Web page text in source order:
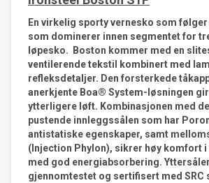
En virkelig sporty vernesko som
som dominerer innen segmentet for
løpesko. Boston kommer med en
ventilerende tekstil kombinert med
refleksdetaljer. Den forsterkede
anerkjente Boa® System-løsningen
ytterligere løft. Kombinasjonen med
pustende innleggssålen som har
antistatiske egenskaper, samt
(Injection Phylon), sikrer høy komfort
med god energiabsorbering.
gjennomtestet og sertifisert med SRC